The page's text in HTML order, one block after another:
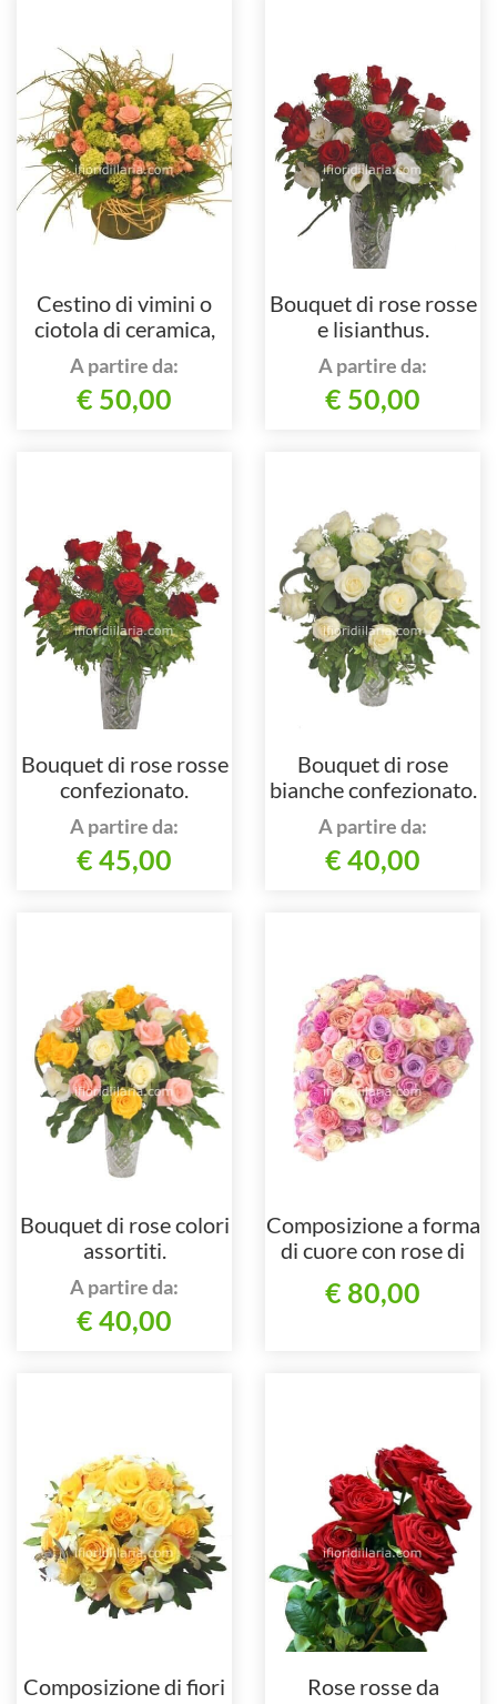
Cestino di vimini o
ciotola di ceramica,
composto da rose e
verde pregiato.
A partire da:
€ 50,00
Bouquet di rose rosse
e lisianthus.
A partire da:
€ 50,00
Bouquet di rose rosse
confezionato.
A partire da:
€ 45,00
Bouquet di rose
bianche confezionato.
A partire da:
€ 40,00
Bouquet di rose colori
assortiti.
A partire da:
€ 40,00
Composizione a forma
di cuore con rose di
€ 80,00
Composizione di fiori
Rose rosse da